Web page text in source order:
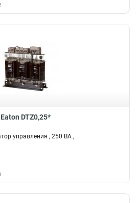
Eaton DTZ0,25*
управления , 250 ВА ,